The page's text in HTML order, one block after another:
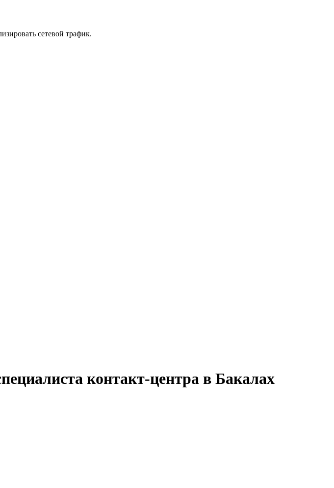
сетевой трафик.
контакт-центра в Бакалах